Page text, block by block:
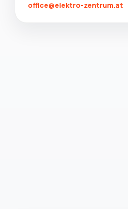
office@elektro-zentrum.at